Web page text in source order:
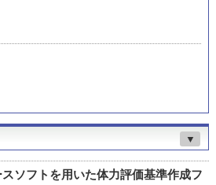
▼
ソフトを用いた体力評価基準作成フ